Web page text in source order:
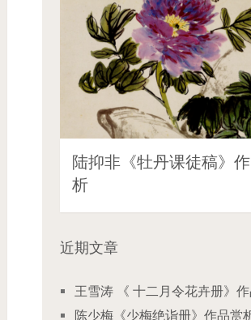
陆抑非《牡丹课徒稿》
析
近期文章
王雪涛 《 十二月令花卉册》
陈少梅《少梅绝诣册》作品赏